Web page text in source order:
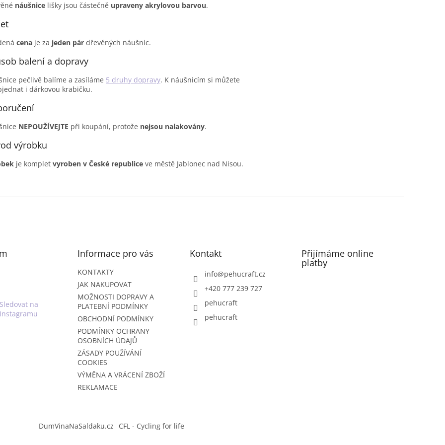
náušnice lišky jsou částečně upraveny akrylovou barvou.
cena je za jeden pár dřevěných náušnic.
balení a dopravy
pečlivě balíme a zasíláme 5 druhy dopravy. K náušnicím si můžete
i dárkovou krabičku.
NEPOUŽÍVEJTE při koupání, protože nejsou nalakovány.
výrobku
je komplet vyroben v České republice ve městě Jablonec nad Nisou.
Sledovat na
Instagramu
Informace pro vás
KONTAKTY
JAK NAKUPOVAT
MOŽNOSTI DOPRAVY A
PLATEBNÍ PODMÍNKY
OBCHODNÍ PODMÍNKY
PODMÍNKY OCHRANY
OSOBNÍCH ÚDAJŮ
ZÁSADY POUŽÍVÁNÍ
COOKIES
VÝMĚNA A VRÁCENÍ ZBOŽÍ
REKLAMACE
Kontakt
info@pehucraft.cz
+420 777 239 727
pehucraft
pehucraft
Přijímáme online
platby
DumVinaNaSaldaku.cz CFL - Cycling for life